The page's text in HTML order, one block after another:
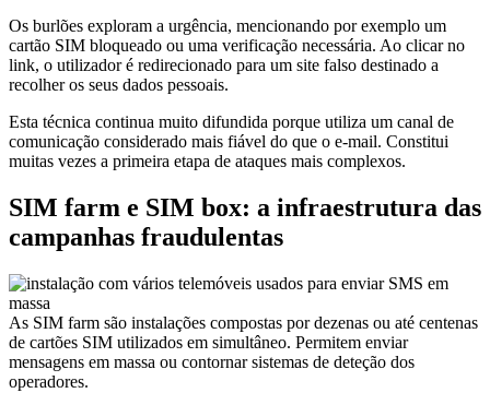
Os burlões exploram a urgência, mencionando por exemplo um
cartão SIM bloqueado ou uma verificação necessária. Ao clicar no
link, o utilizador é redirecionado para um site falso destinado a
recolher os seus dados pessoais.
Esta técnica continua muito difundida porque utiliza um canal de
comunicação considerado mais fiável do que o e-mail. Constitui
muitas vezes a primeira etapa de ataques mais complexos.
SIM farm e SIM box: a infraestrutura das
campanhas fraudulentas
As SIM farm são instalações compostas por dezenas ou até centenas
de cartões SIM utilizados em simultâneo. Permitem enviar
mensagens em massa ou contornar sistemas de deteção dos
operadores.